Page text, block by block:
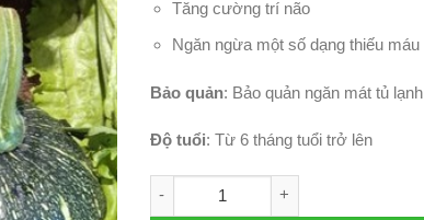
Tăng cường trí não
Ngăn ngừa một số dạng thiếu máu
Bảo quản: Bảo quản ngăn mát tủ lạnh
Độ tuổi: Từ 6 tháng tuổi trở lên